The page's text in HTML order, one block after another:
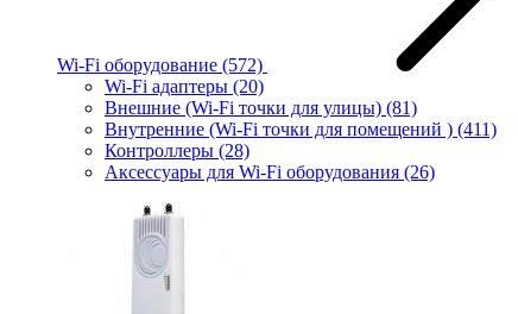
Wi-Fi оборудование (572)
Wi-Fi адаптеры (20)
Внешние (Wi-Fi точки для улицы) (81)
Внутренние (Wi-Fi точки для помещений ) (411)
Контроллеры (28)
Аксессуары для Wi-Fi оборудования (26)